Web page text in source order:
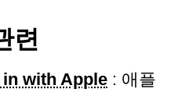
련
with Apple : 애플